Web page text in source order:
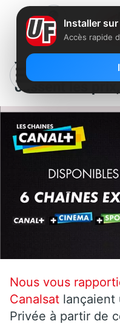
Vente-Privée
cassent les
Nous vous
Canalsat lançaient
Privée à partir de
Installer
Accès rapide